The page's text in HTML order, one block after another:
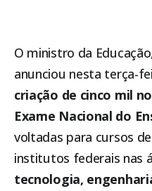
O ministro da
anunciou nesta terça-
criação de cinco mil
Exame Nacional do
voltadas para cursos
institutos federais nas
tecnologia,